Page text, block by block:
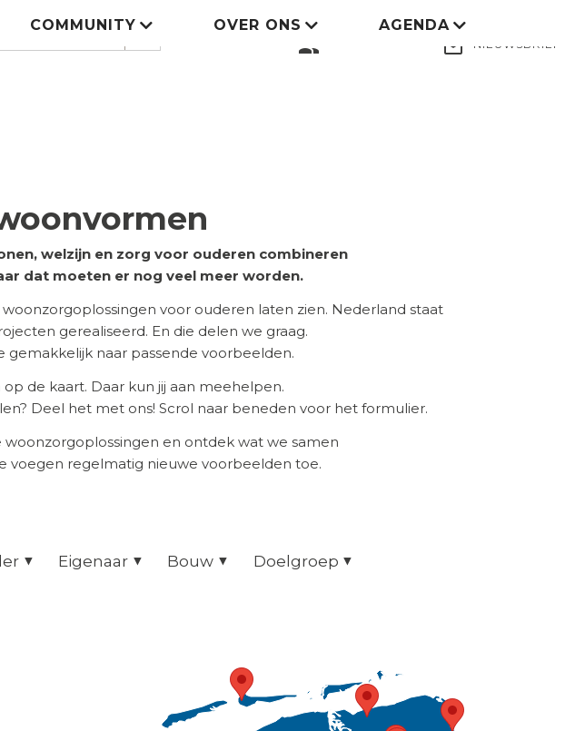
search
group mail_outline NIEUWSBRIEF
COMMUNITY OVER ONS AGENDA
welzijn en zorg voor ouderen combineren
dat moeten er nog veel meer worden.
voor ouderen laten zien. Nederland staat
gerealiseerd. En die delen we graag.
gemakkelijk naar passende voorbeelden.
de kaart. Daar kun jij aan meehelpen.
Deel het met ons! Scrol naar beneden voor het formulier.
en ontdek wat we samen
voegen regelmatig nieuwe voorbeelden toe.